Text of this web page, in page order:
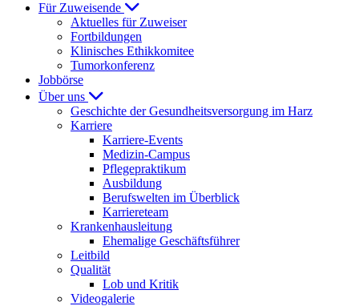
Für Zuweisende
Aktuelles für Zuweiser
Fortbildungen
Klinisches Ethikkomitee
Tumorkonferenz
Jobbörse
Über uns
Geschichte der Gesundheitsversorgung im Harz
Karriere
Karriere-Events
Medizin-Campus
Pflegepraktikum
Ausbildung
Berufswelten im Überblick
Karriereteam
Krankenhausleitung
Ehemalige Geschäftsführer
Leitbild
Qualität
Lob und Kritik
Videogalerie